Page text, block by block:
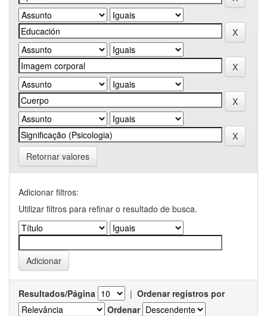
Retornar valores
Adicionar filtros:
Utilizar filtros para refinar o resultado de busca.
Resultados/Página | Ordenar registros por
Ordenar